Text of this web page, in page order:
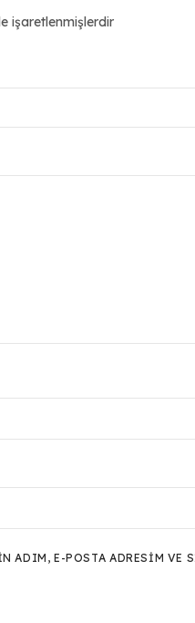
işaretlenmişlerdir
ADIM, E-POSTA ADRESIM VE